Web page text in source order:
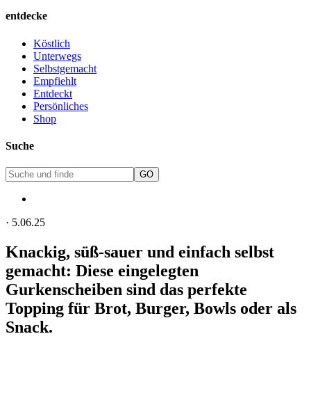
entdecke
Köstlich
Unterwegs
Selbstgemacht
Empfiehlt
Entdeckt
Persönliches
Shop
Suche
· 5.06.25
Knackig, süß-sauer und einfach selbst
gemacht: Diese eingelegten
Gurkenscheiben sind das perfekte
Topping für Brot, Burger, Bowls oder als
Snack.